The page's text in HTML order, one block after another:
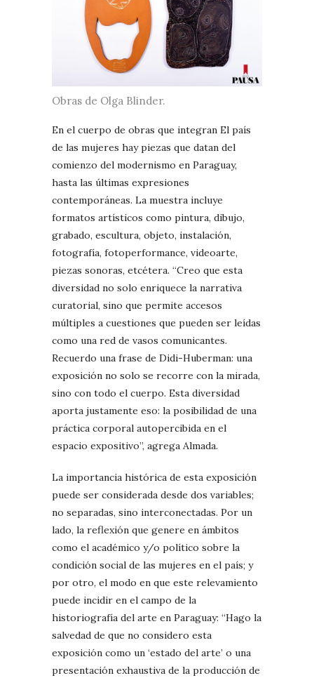
Obras de Olga Blinder.
En el cuerpo de obras que integran El país
de las mujeres hay piezas que datan del
comienzo del modernismo en Paraguay,
hasta las últimas expresiones
contemporáneas. La muestra incluye
formatos artísticos como pintura, dibujo,
grabado, escultura, objeto, instalación,
fotografía, fotoperformance, videoarte,
piezas sonoras, etcétera. “Creo que esta
diversidad no solo enriquece la narrativa
curatorial, sino que permite accesos
múltiples a cuestiones que pueden ser leídas
como una red de vasos comunicantes.
Recuerdo una frase de Didi-Huberman: una
exposición no solo se recorre con la mirada,
sino con todo el cuerpo. Esta diversidad
aporta justamente eso: la posibilidad de una
práctica corporal autopercibida en el
espacio expositivo”, agrega Almada.
La importancia histórica de esta exposición
puede ser considerada desde dos variables;
no separadas, sino interconectadas. Por un
lado, la reflexión que genere en ámbitos
como el académico y/o político sobre la
condición social de las mujeres en el país; y
por otro, el modo en que este relevamiento
puede incidir en el campo de la
historiografía del arte en Paraguay: “Hago la
salvedad de que no considero esta
exposición como un ‘estado del arte’ o una
presentación exhaustiva de la producción de